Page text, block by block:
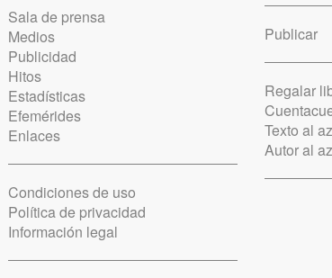
Sala de prensa
Medios
Publicidad
Hitos
Estadísticas
Efemérides
Enlaces
Condiciones de uso
Política de privacidad
Información legal
Publicar
Regalar
Texto al
Autor al